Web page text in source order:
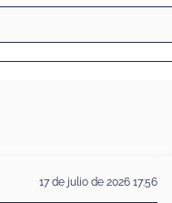
17 de julio de 2026 17:56